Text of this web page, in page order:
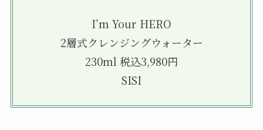
I’m Your HERO
2層式クレンジングウォーター
230ml 税込3,980円
SISI